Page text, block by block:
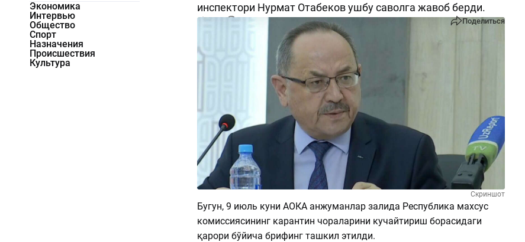
Экономика
Интервью
Общество
Спорт
Назначения
Происшествия
Культура
инспектори Нурмат Отабеков ушбу саволга жавоб берди.
0 Поделиться
Скриншот
Бугун, 9 июль куни АОКА анжуманлар залида Республика махсус
комиссиясининг карантин чораларини кучайтириш борасидаги
қарори бўйича брифинг ташкил этилди.